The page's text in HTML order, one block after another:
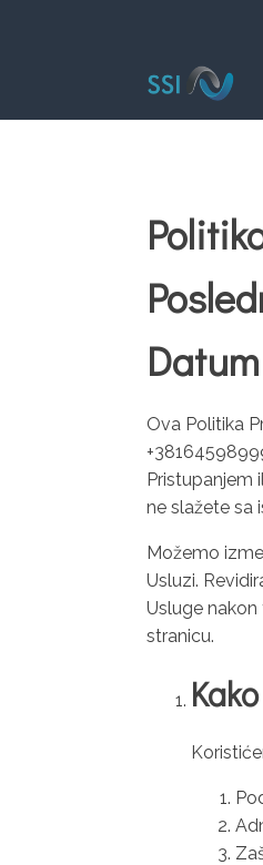
Ova Politika
Pristupanjem
ne slažete sa
Možemo
Usluzi.
Usluge
stranicu.